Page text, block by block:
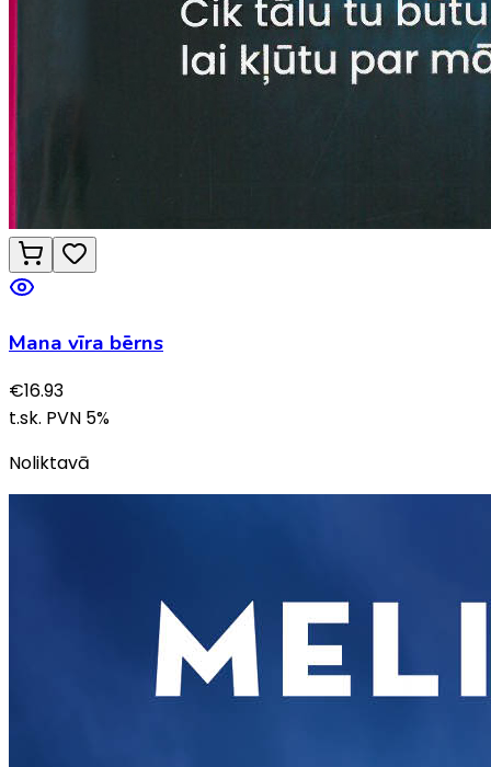
Mana vīra bērns
€16.93
t.sk. PVN 5%
Noliktavā